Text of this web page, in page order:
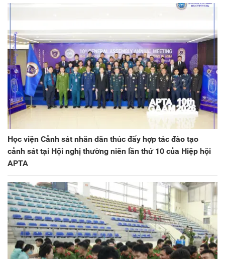
Học viện Cảnh sát nhân dân thúc đẩy hợp tác đào tạo
cảnh sát tại Hội nghị thường niên lần thứ 10 của Hiệp hội
APTA